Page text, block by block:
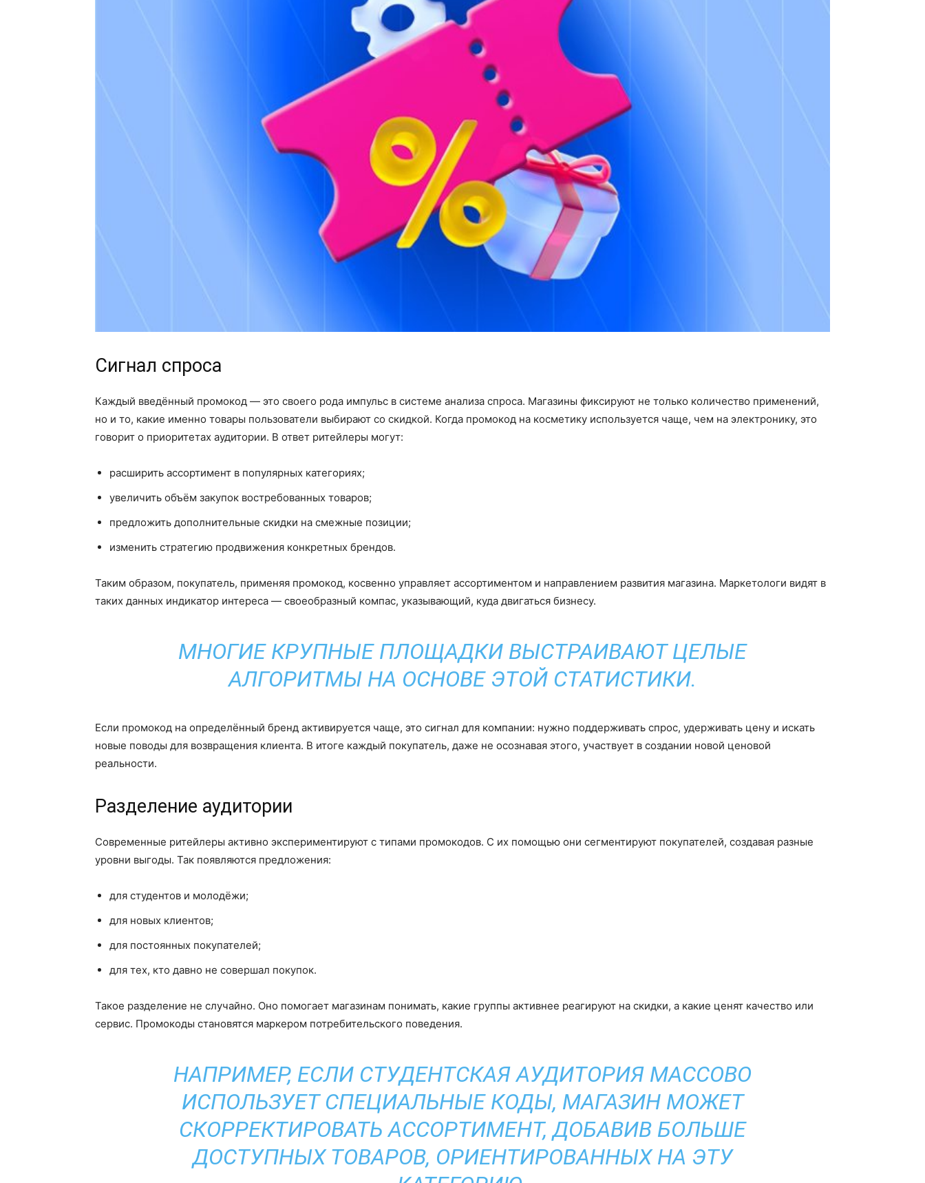
Сигнал спроса
Каждый введённый промокод — это своего рода импульс в системе анализа спроса. Магазины фиксируют не только количество применений,
но и то, какие именно товары пользователи выбирают со скидкой. Когда промокод на косметику используется чаще, чем на электронику, это
говорит о приоритетах аудитории. В ответ ритейлеры могут:
расширить ассортимент в популярных категориях;
увеличить объём закупок востребованных товаров;
предложить дополнительные скидки на смежные позиции;
изменить стратегию продвижения конкретных брендов.
Таким образом, покупатель, применяя промокод, косвенно управляет ассортиментом и направлением развития магазина. Маркетологи видят в
таких данных индикатор интереса — своеобразный компас, указывающий, куда двигаться бизнесу.
МНОГИЕ КРУПНЫЕ ПЛОЩАДКИ ВЫСТРАИВАЮТ ЦЕЛЫЕ
АЛГОРИТМЫ НА ОСНОВЕ ЭТОЙ СТАТИСТИКИ.
Если промокод на определённый бренд активируется чаще, это сигнал для компании: нужно поддерживать спрос, удерживать цену и искать
новые поводы для возвращения клиента. В итоге каждый покупатель, даже не осознавая этого, участвует в создании новой ценовой
реальности.
Разделение аудитории
Современные ритейлеры активно экспериментируют с типами промокодов. С их помощью они сегментируют покупателей, создавая разные
уровни выгоды. Так появляются предложения:
для студентов и молодёжи;
для новых клиентов;
для постоянных покупателей;
для тех, кто давно не совершал покупок.
Такое разделение не случайно. Оно помогает магазинам понимать, какие группы активнее реагируют на скидки, а какие ценят качество или
сервис. Промокоды становятся маркером потребительского поведения.
НАПРИМЕР, ЕСЛИ СТУДЕНТСКАЯ АУДИТОРИЯ МАССОВО
ИСПОЛЬЗУЕТ СПЕЦИАЛЬНЫЕ КОДЫ, МАГАЗИН МОЖЕТ
СКОРРЕКТИРОВАТЬ АССОРТИМЕНТ, ДОБАВИВ БОЛЬШЕ
ДОСТУПНЫХ ТОВАРОВ, ОРИЕНТИРОВАННЫХ НА ЭТУ